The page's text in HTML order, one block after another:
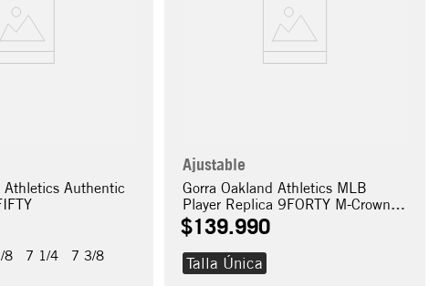
Athletics Authentic
7 1/4
8 7 3/8
Ajustable
Gorra Oakland Athletics MLB
Player Replica 9FORTY M-Crown
A-Frame
$139.990
Talla Única